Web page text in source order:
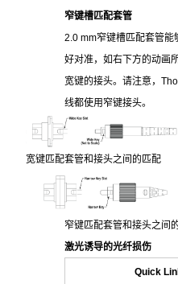
窄键槽匹配套管
2.0 mm窄键槽匹配套管能
好对准，如右下方的动画
宽键的接头。请注意，
线都使用窄键接头。
宽键匹配套管和接头之间的匹配
窄键匹配套管和接头之间
激光诱导的光纤损伤
Quick